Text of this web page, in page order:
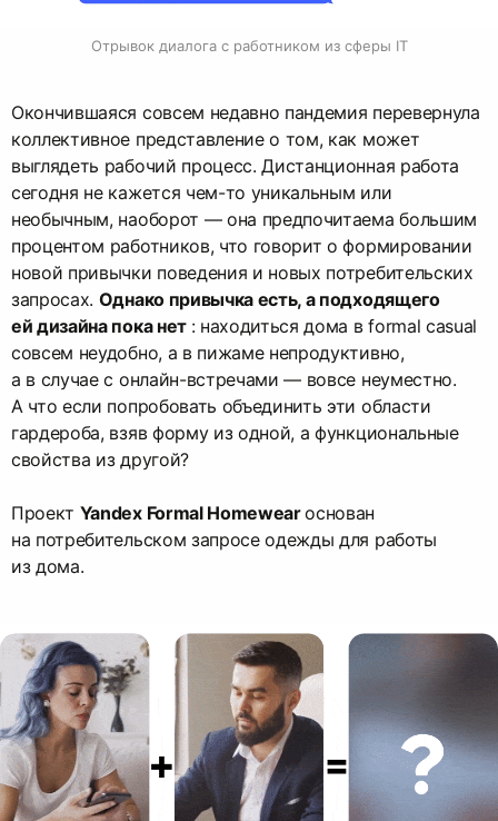
Отрывок диалога с работником из сферы IT
Окончившаяся совсем недавно пандемия перевернула
коллективное представление о том, как может
выглядеть рабочий процесс. Дистанционная работа
сегодня не кажется чем-то уникальным или
необычным, наоборот — она предпочитаема большим
процентом работников, что говорит о формировании
новой привычки поведения и новых потребительских
запросах. Однако привычка есть, а подходящего
ей дизайна пока нет : находиться дома в formal casual
совсем неудобно, а в пижаме непродуктивно,
а в случае с онлайн-встречами — вовсе неуместно.
А что если попробовать объединить эти области
гардероба, взяв форму из одной, а функциональные
свойства из другой?
Проект Yandex Formal Homewearоснован
на потребительском запросе одежды для работы
из дома.